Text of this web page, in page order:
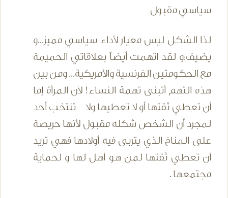
سياسي مقبول
لذا الشكل ليس معيار لأداء سياسي مميز...و
يضيف:و لقد اتهمت أيضاً بعلاقاتي الحميمة
مع الحكومتين الفرنسية والأمريكية... ومن بين
هذه التهم أتبنى تهمة النساء! لأن المرأة إما
أن تعطي ثقتها أو لا تعطيها ولا تنتخب أحد
لمجرد أن الشخص شكله مقبول لأنها حريصة
على المناخ الذي يتربى فيه أولادها فهي تريد
أن تعطي ثقتها لمن هو أهل لها و لحماية
مجتمعها .